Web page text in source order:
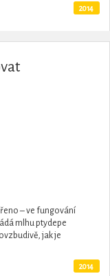
2014
– ve fungování
mlhu ptydepe
jak je
2014